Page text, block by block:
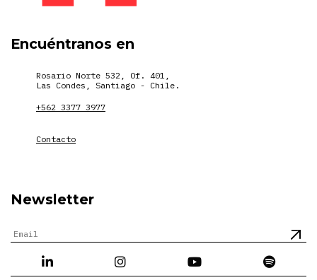
Encuéntranos en
Rosario Norte 532, Of. 401,
Las Condes, Santiago - Chile.
+562 3377 3977
Contacto
Newsletter